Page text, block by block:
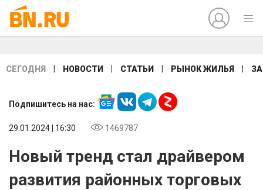
СЕГОДНЯ НОВОСТИ СТАТЬИ РЫНОК ЖИЛЬЯ
Подпишитесь на нас:
29.01.2024 | 16:30 1469787
Новый тренд стал драйвером
развития районных торговых